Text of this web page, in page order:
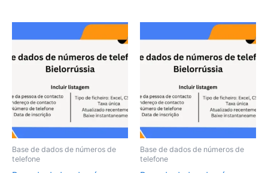
Base de dados de números de
telefone
Base de dados de números de
telefone